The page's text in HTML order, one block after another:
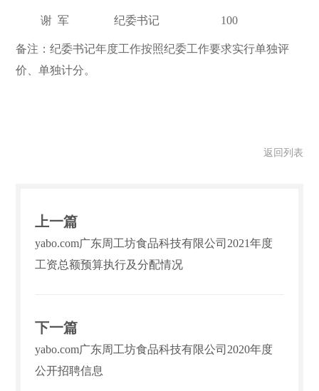
谢 军 纪委书记 100
备注：纪委书记年度工作按照纪委工作要求实行单独评
价、单独计分。
返回列表
上一篇
yabo.com广东周工坊食品科技有限公司2021年度
工资总额预算执行及分配情况
下一篇
yabo.com广东周工坊食品科技有限公司2020年度
公开招聘信息